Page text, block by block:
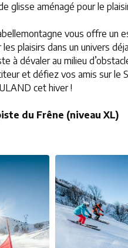
glisse aménagé pour le
vous offre un
plaisirs dans un univers
à dévaler au milieu
et défiez vos amis sur le
cet hiver !
du Frêne (niveau XL)